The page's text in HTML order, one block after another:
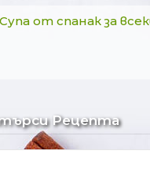
Супа от спанак за
Рецепта